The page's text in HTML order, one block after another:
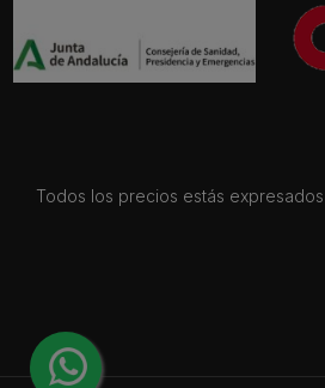
Todos los precios estás